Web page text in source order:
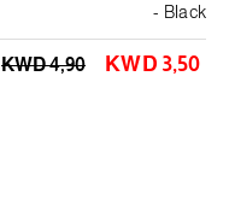
- Black
KWD 3٫50 KWD 4٫90